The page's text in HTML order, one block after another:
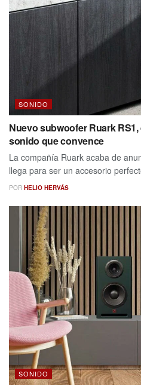
SONIDO
Nuevo subwoofer Ruark
sonido que convence
La compañía Ruark acaba de
llega para ser un accesorio
POR HELIO HERVÁS
SONIDO